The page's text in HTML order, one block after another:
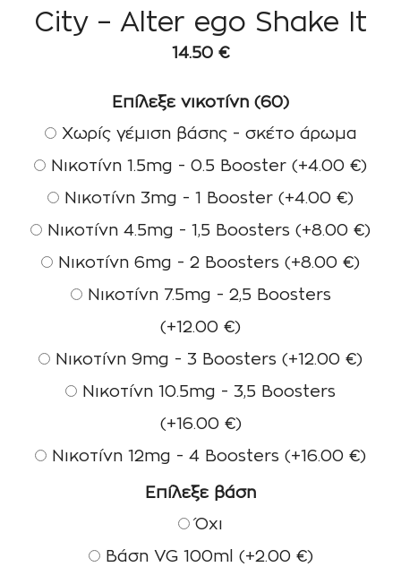
City – Alter ego Shake It
14.50 €
Επίλεξε νικοτίνη (60)
Χωρίς γέμιση βάσης - σκέτο άρωμα
Νικοτίνη 1.5mg - 0.5 Booster (+4.00 €)
Νικοτίνη 3mg - 1 Booster (+4.00 €)
Νικοτίνη 4.5mg - 1,5 Boosters (+8.00 €)
Νικοτίνη 6mg - 2 Boosters (+8.00 €)
Νικοτίνη 7.5mg - 2,5 Boosters
(+12.00 €)
Νικοτίνη 9mg - 3 Boosters (+12.00 €)
Νικοτίνη 10.5mg - 3,5 Boosters
(+16.00 €)
Νικοτίνη 12mg - 4 Boosters (+16.00 €)
Επίλεξε βάση
Όχι
Βάση VG 100ml (+2.00 €)